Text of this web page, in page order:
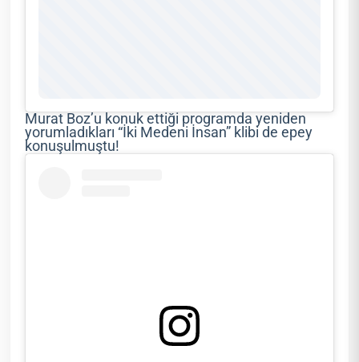
Murat Boz’u konuk ettiği programda yeniden
yorumladıkları “İki Medeni İnsan” klibi de epey
konuşulmuştu!